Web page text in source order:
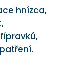
hnízda,